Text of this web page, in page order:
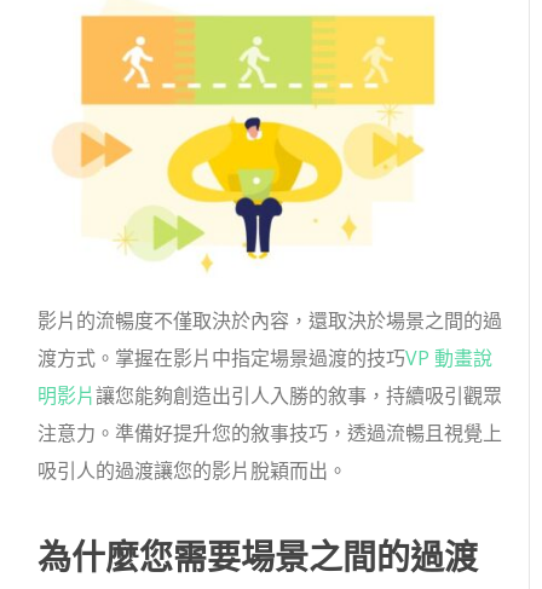
影片的流暢度不僅取決於內容，還取決於場景之間的過
渡方式。掌握在影片中指定場景過渡的技巧VP 動畫說
明影片讓您能夠創造出引人入勝的敘事，持續吸引觀眾
注意力。準備好提升您的敘事技巧，透過流暢且視覺上
吸引人的過渡讓您的影片脫穎而出。
為什麼您需要場景之間的過渡